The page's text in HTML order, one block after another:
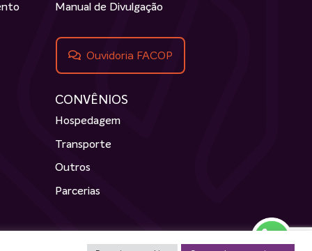
Manual de Divulgação
Ouvidoria FACOP
CONVÊNIOS
Hospedagem
Transporte
Outros
Parcerias